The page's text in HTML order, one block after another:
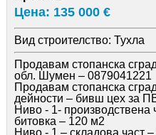
Цена: 135 000 €
Вид строителство: Тухла
Продавам стопанска
обл. Шумен – 0879041221
Продавам стопанска
дейности – бивш цех за
Ниво - 1- производствена
битовка – 120 м2
Ниво - 1 – складова част